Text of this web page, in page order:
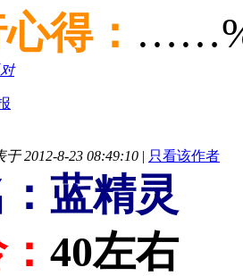
得：
于 2012-8-23 08:49:10 | 只看该作者
：蓝精灵
40左右